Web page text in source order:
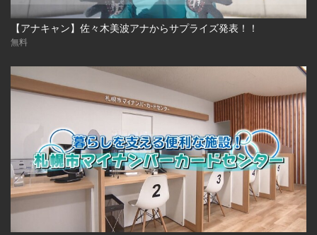
【アナキャン】佐々木美波アナからサプライズ発表！！
無料